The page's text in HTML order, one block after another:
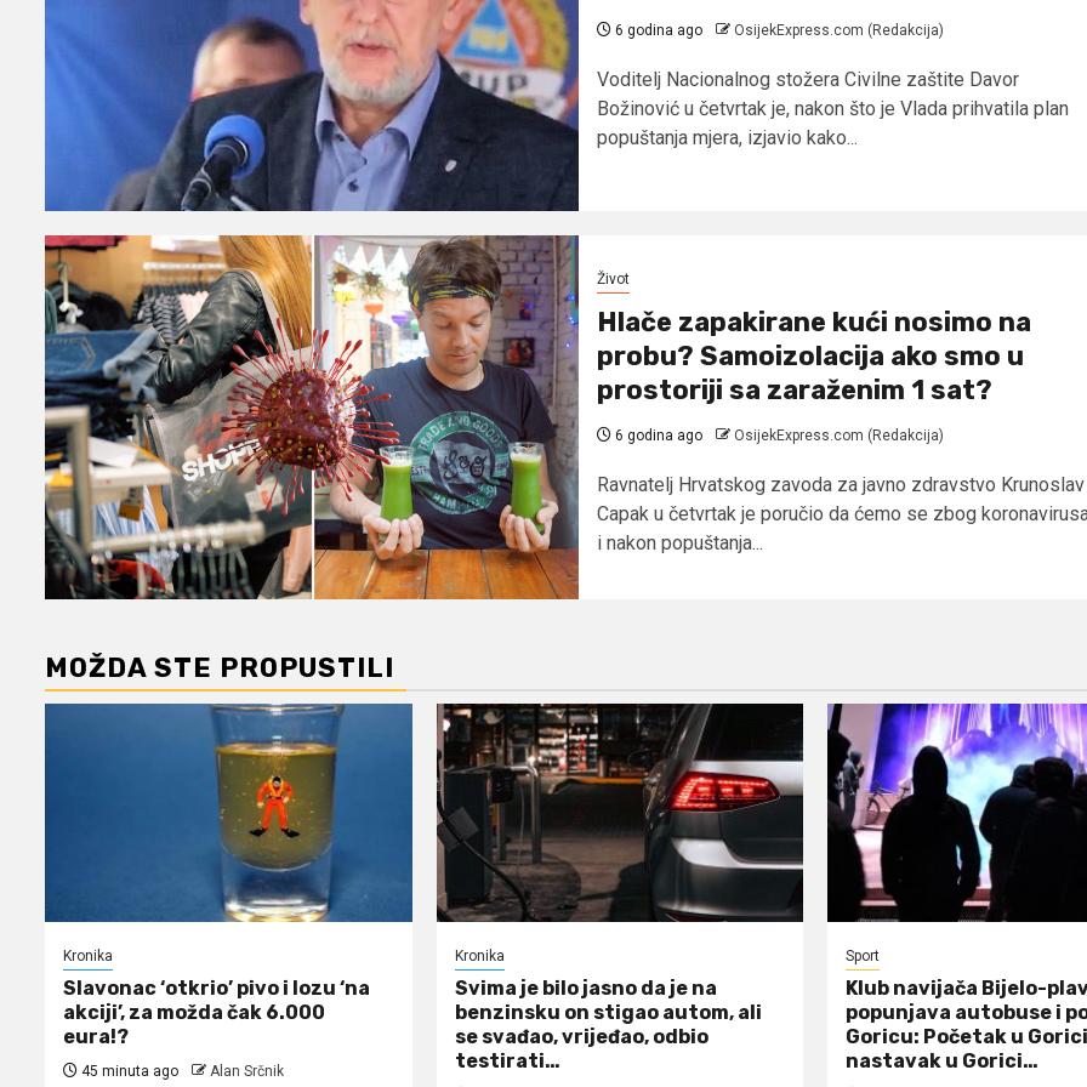
6 godina ago OsijekExpress.com (Redakcija)
Voditelj Nacionalnog stožera Civilne zaštite Davor
Božinović u četvrtak je, nakon što je Vlada prihvatila plan
popuštanja mjera, izjavio kako...
Život
Hlače zapakirane kući nosimo na
probu? Samoizolacija ako smo u
prostoriji sa zaraženim 1 sat?
6 godina ago OsijekExpress.com (Redakcija)
Ravnatelj Hrvatskog zavoda za javno zdravstvo Krunoslav
Capak u četvrtak je poručio da ćemo se zbog
i nakon popuštanja...
MOŽDA STE PROPUSTILI
Kronika
Slavonac ‘otkrio’ pivo i lozu ‘na
akciji’, za možda čak 6.000
eura!?
45 minuta ago Alan Srčnik
Kronika
Svima je bilo jasno da je na
benzinsku on stigao autom, ali
se svađao, vrijeđao, odbio
testirati…
Sport
Klub navijača Bijelo-
popunjava autobuse i
Goricu: Početak u
nastavak u Gorici…